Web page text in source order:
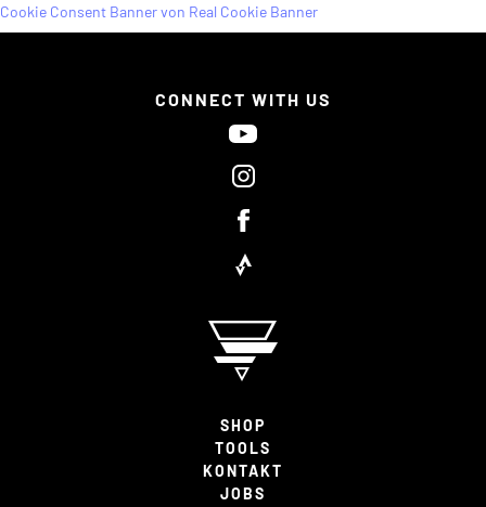
CONNECT WITH US
SHOP
TOOLS
KONTAKT
JOBS
Cookie Consent Banner von Real Cookie Banner